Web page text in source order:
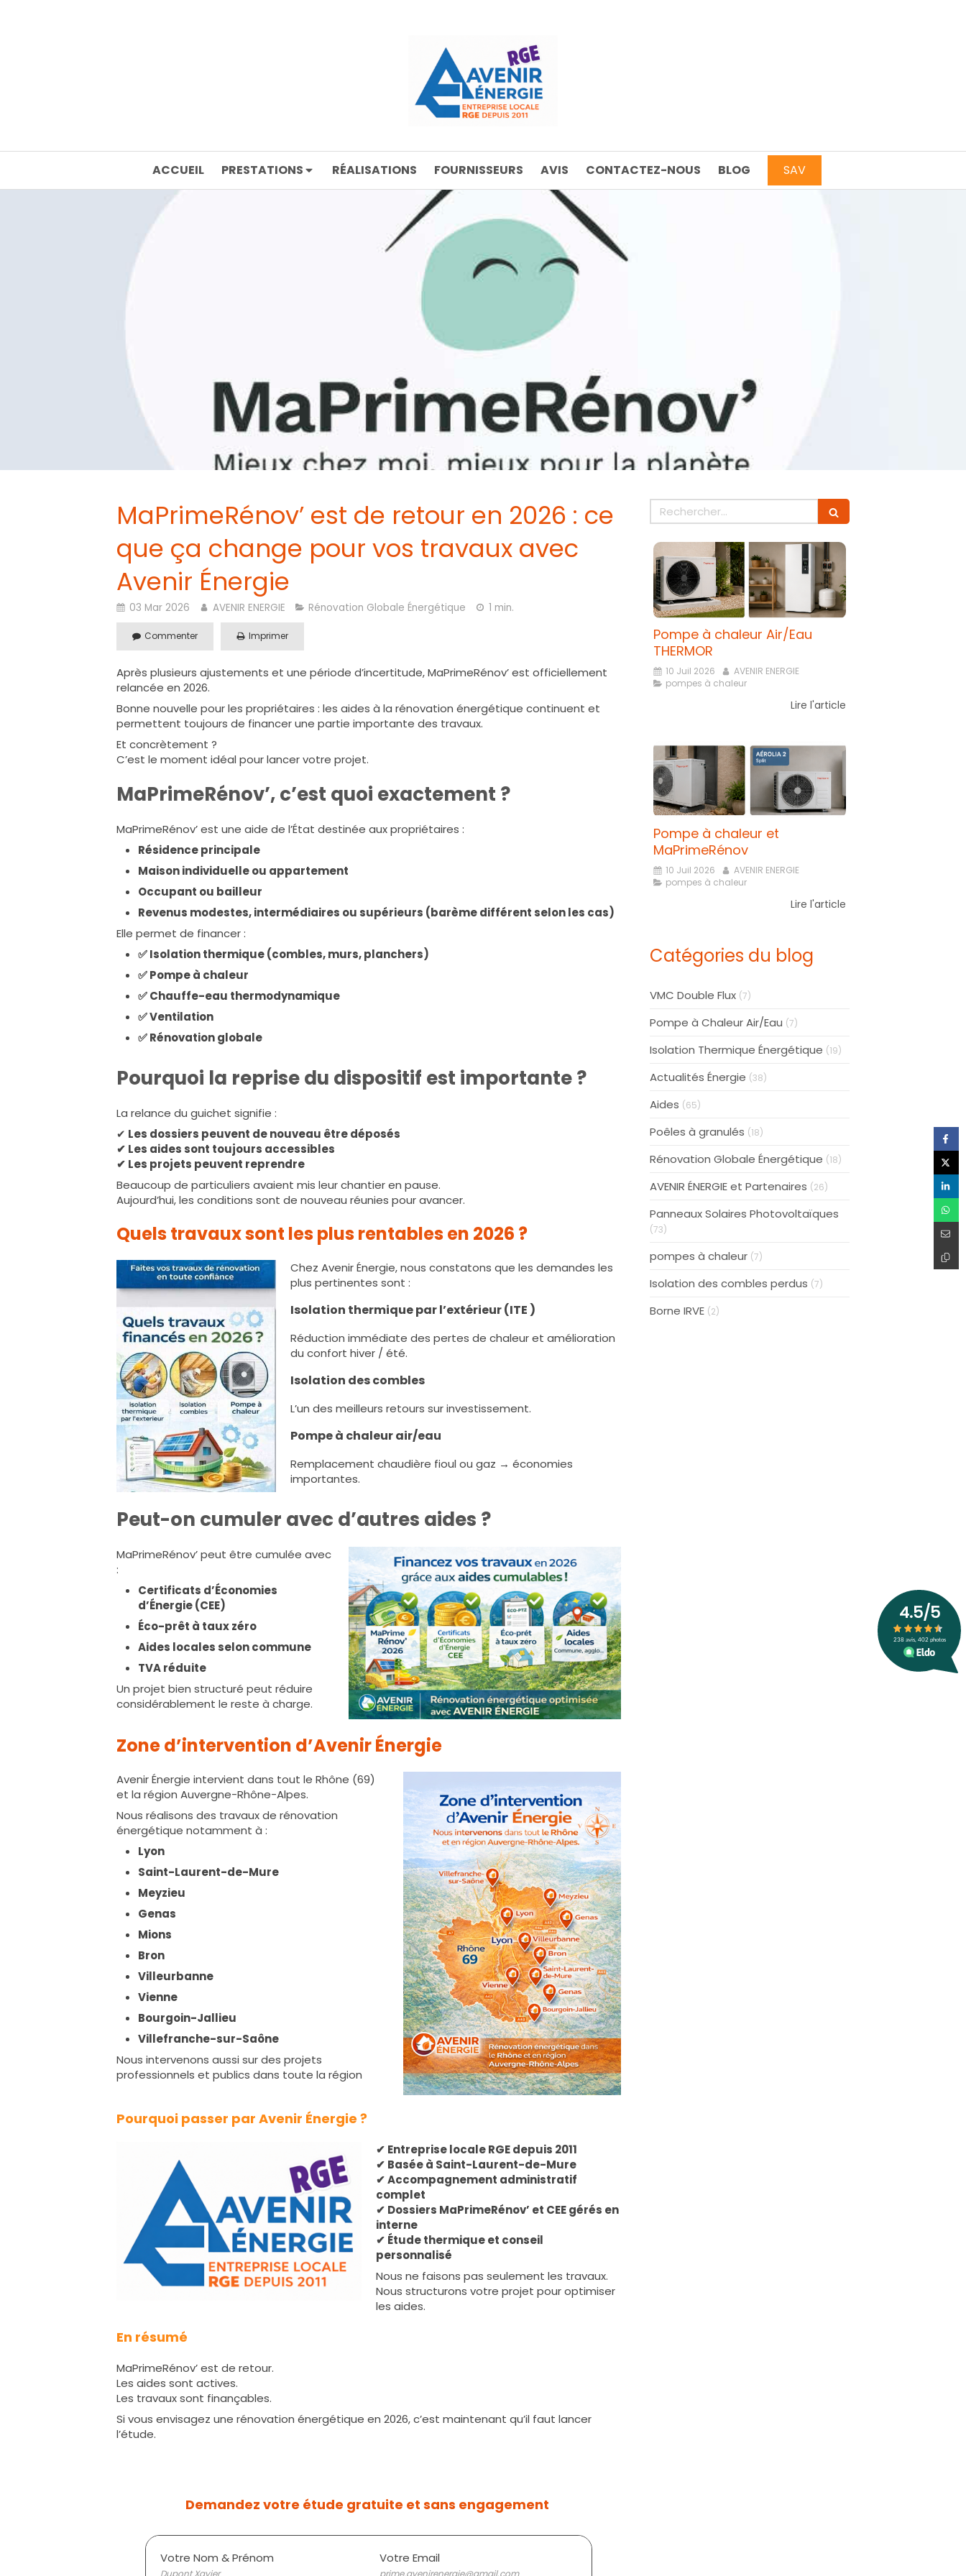
ACCUEIL PRESTATIONS RÉALISATIONS FOURNISSEURS AVIS CONTACTEZ-NOUS BLOG SAV
MaPrimeRénov’ est de retour en 2026 : ce
que ça change pour vos travaux avec
Avenir Énergie
03 Mar 2026 AVENIR ENERGIE Rénovation Globale Énergétique 1 min.
Commenter Imprimer
Après plusieurs ajustements et une période d’incertitude, MaPrimeRénov’ est officiellement
relancée en 2026.
Bonne nouvelle pour les propriétaires : les aides à la rénovation énergétique continuent et
permettent toujours de financer une partie importante des travaux.
Et concrètement ?
C’est le moment idéal pour lancer votre projet.
MaPrimeRénov’, c’est quoi exactement ?
MaPrimeRénov’ est une aide de l’État destinée aux propriétaires :
Résidence principale
Maison individuelle ou appartement
Occupant ou bailleur
Revenus modestes, intermédiaires ou supérieurs (barème différent selon les cas)
Elle permet de financer :
✅ Isolation thermique (combles, murs, planchers)
✅ Pompe à chaleur
✅ Chauffe-eau thermodynamique
✅ Ventilation
✅ Rénovation globale
Pourquoi la reprise du dispositif est importante ?
La relance du guichet signifie :
✔ Les dossiers peuvent de nouveau être déposés
✔ Les aides sont toujours accessibles
✔ Les projets peuvent reprendre
Beaucoup de particuliers avaient mis leur chantier en pause.
Aujourd’hui, les conditions sont de nouveau réunies pour avancer.
Quels travaux sont les plus rentables en 2026 ?
Chez Avenir Énergie, nous constatons que les demandes les
plus pertinentes sont :
Isolation thermique par l’extérieur (ITE )
Réduction immédiate des pertes de chaleur et amélioration
du confort hiver / été.
Isolation des combles
L’un des meilleurs retours sur investissement.
Pompe à chaleur air/eau
Remplacement chaudière fioul ou gaz → économies
importantes.
Peut-on cumuler avec d’autres aides ?
MaPrimeRénov’ peut être cumulée avec
:
Certificats d’Économies
d’Énergie (CEE)
Éco-prêt à taux zéro
Aides locales selon commune
TVA réduite
Un projet bien structuré peut réduire
considérablement le reste à charge.
Zone d’intervention d’Avenir Énergie
Avenir Énergie intervient dans tout le Rhône (69)
et la région Auvergne-Rhône-Alpes.
Nous réalisons des travaux de rénovation
énergétique notamment à :
Lyon
Saint-Laurent-de-Mure
Meyzieu
Genas
Mions
Bron
Villeurbanne
Vienne
Bourgoin-Jallieu
Villefranche-sur-Saône
Nous intervenons aussi sur des projets
professionnels et publics dans toute la région
Pourquoi passer par Avenir Énergie ?
✔ Entreprise locale RGE depuis 2011
✔ Basée à Saint-Laurent-de-Mure
✔ Accompagnement administratif
complet
✔ Dossiers MaPrimeRénov’ et CEE gérés en
interne
✔ Étude thermique et conseil
personnalisé
Nous ne faisons pas seulement les travaux.
Nous structurons votre projet pour optimiser
les aides.
En résumé
MaPrimeRénov’ est de retour.
Les aides sont actives.
Les travaux sont finançables.
Si vous envisagez une rénovation énergétique en 2026, c’est maintenant qu’il faut lancer
l’étude.
Demandez votre étude gratuite et sans engagement
Votre Nom & Prénom
Dupont Xavier
Votre Email
prime.avenirenergie@gmail.com
Rechercher
Pompe à chaleur Air/Eau
THERMOR
10 Juil 2026
AVENIR ENERGIE
pompes à chaleur
Lire l'article
Pompe à chaleur et
MaPrimeRénov
10 Juil 2026
AVENIR ENERGIE
pompes à chaleur
Lire l'article
Catégories du blog
VMC Double Flux (7)
Pompe à Chaleur Air/Eau (7)
Isolation Thermique Énergétique (19)
Actualités Énergie (38)
Aides (65)
Poêles à granulés (18)
Rénovation Globale Énergétique (18)
AVENIR ÉNERGIE et Partenaires (26)
Panneaux Solaires Photovoltaïques
(73)
pompes à chaleur (7)
Isolation des combles perdus (7)
Borne IRVE (2)